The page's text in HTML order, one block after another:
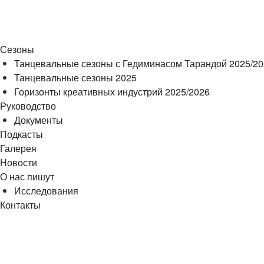
Сезоны
Танцевальные сезоны с Гедиминасом Тарандой 2025/
Танцевальные сезоны 2025
Горизонты креативных индустрий 2025/2026
Руководство
Документы
Подкасты
Галерея
Новости
О нас пишут
Исследования
Контакты